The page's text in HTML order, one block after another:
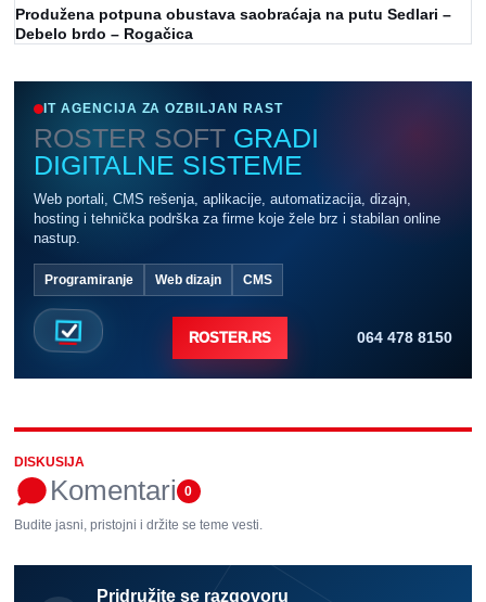
Produžena potpuna obustava saobraćaja na putu Sedlari –
Debelo brdo – Rogačica
IT AGENCIJA ZA OZBILJAN RAST
ROSTER SOFT GRADI
DIGITALNE SISTEME
Web portali, CMS rešenja, aplikacije, automatizacija, dizajn,
hosting i tehnička podrška za firme koje žele brz i stabilan online
nastup.
Programiranje Web dizajn CMS
ROSTER.RS 064 478 8150
DISKUSIJA
Komentari 0
Budite jasni, pristojni i držite se teme vesti.
Pridružite se razgovoru